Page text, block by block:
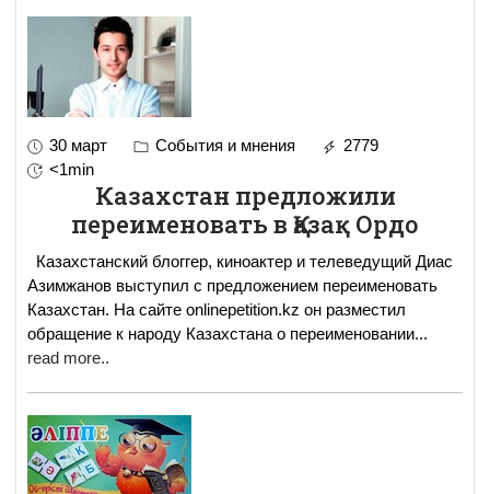
30 март События и мнения
2779
<1min
Казахстан предложили
переименовать в Қазақ Ордо
Казахстанский блоггер, киноактер и телеведущий Диас
Азимжанов выступил с предложением переименовать
Казахстан. На сайте onlinepetition.kz он разместил
обращение к народу Казахстана о переименовании...
read more..